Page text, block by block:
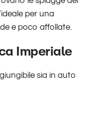
per una
e poco affollate.
Imperiale
sia in auto